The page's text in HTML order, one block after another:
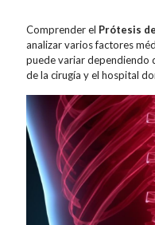
Comprender el Prótesis
analizar varios factores
puede variar dependiendo
de la cirugía y el hospital